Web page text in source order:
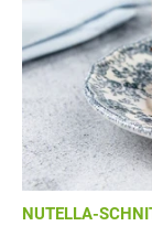
NUTELLA-